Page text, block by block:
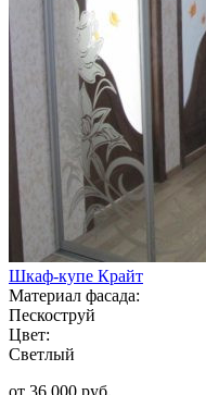
Шкаф-купе Крайт
Материал фасада:
Пескоструй
Цвет:
Светлый
от 36 000 руб.